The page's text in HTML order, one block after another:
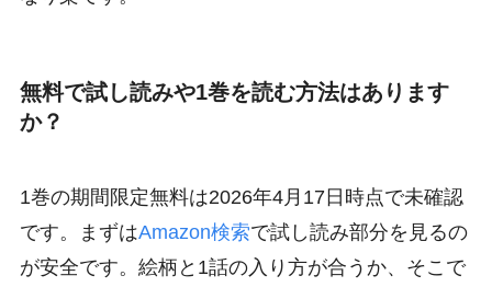
無料で試し読みや1巻を読む方法はあります
か？
1巻の期間限定無料は2026年4月17日時点で未確認
です。まずはAmazon検索で試し読み部分を見るの
が安全です。絵柄と1話の入り方が合うか、そこで